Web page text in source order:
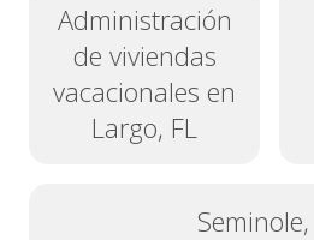
Administración
de viviendas
vacacionales en
Largo, FL
Seminole,